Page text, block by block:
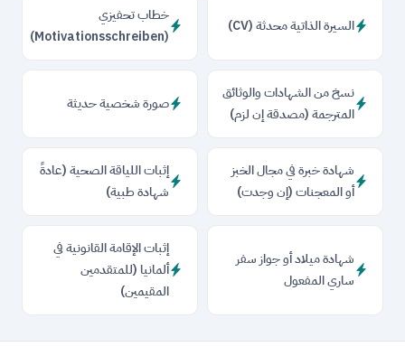
السيرة الذاتية محدثة (CV)
خطاب تحفيزي
(Motivationsschreiben)
نسخ من الشهادات والوثائق
المترجمة (مصدقة إن لزم)
صورة شخصية حديثة
شهادة خبرة في مجال الخبز
أو المعجنات (إن وجدت)
إثبات اللياقة الصحية (عادةً
شهادة طبية)
شهادة ميلاد أو جواز سفر
ساري المفعول
إثبات الإقامة القانونية في
ألمانيا (للمتقدمين
المقيمين)